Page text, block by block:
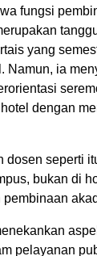
fungsi
yang
Namun, ia
dengan
dosen seperti
bukan di
pelayanan